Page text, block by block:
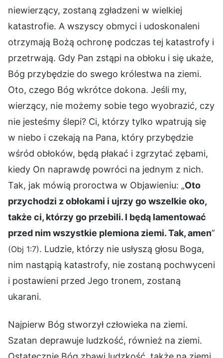
niewierzący, zostaną zgładzeni w wielkiej
katastrofie. A wszyscy obmyci i udoskonaleni
otrzymają Bożą ochronę podczas tej katastrofy i
przetrwają. Gdy Pan zstąpi na obłoku i się ukaże,
Bóg przybędzie do swego królestwa na ziemi.
Oto, czego Bóg wkrótce dokona. Jeśli my,
wierzący, nie możemy sobie tego wyobrazić, czy
nie jesteśmy ślepi? Ci, którzy tylko wpatrują się
w niebo i czekają na Pana, który przybędzie
wśród obłoków, będą płakać i zgrzytać zębami,
kiedy On naprawdę powróci na jednym z nich.
Tak, jak mówią proroctwa w Objawieniu: „Oto
przychodzi z obłokami i ujrzy go wszelkie oko,
także ci, którzy go przebili. I będą lamentować
przed nim wszystkie plemiona ziemi. Tak, amen”
(Obj 1:7). Ludzie, którzy nie usłyszą głosu Boga,
nim nastąpią katastrofy, nie zostaną pochwyceni
i postawieni przed Jego tronem, zostaną
ukarani.
Najpierw Bóg stworzył człowieka na ziemi.
Szatan deprawuje ludzkość, również na ziemi.